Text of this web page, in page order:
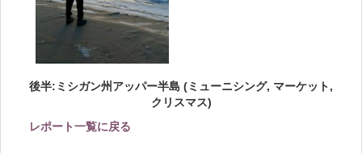
後半: ミシガン州アッパー半島 (ミューニシング, マーケット,
クリスマス)
レポート一覧に戻る